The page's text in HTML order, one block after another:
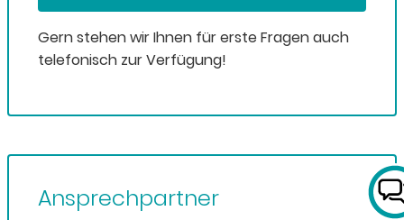
Gern stehen wir Ihnen für erste Fragen auch
telefonisch zur Verfügung!
Ansprechpartner